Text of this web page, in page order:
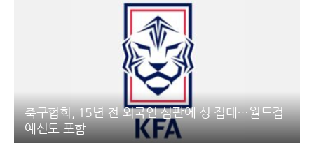
축구협회, 15년 전 외국인 심판에 성 접대…월드컵
예선도 포함